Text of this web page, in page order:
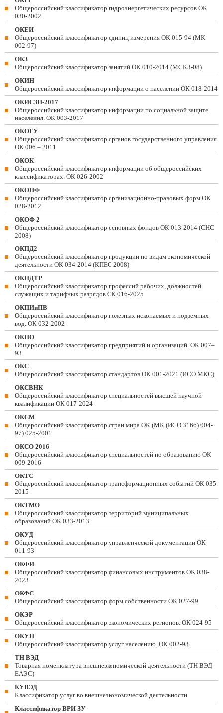
Общероссийский классификатор гидроэнергетических ресурсов ОК
030-2002
ОКЕИ
Общероссийский классификатор единиц измерения ОК 015-94 (МК
002-97)
ОКЗ
Общероссийский классификатор занятий ОК 010-2014 (МСКЗ-08)
ОКИН
Общероссийский классификатор информации о населении ОК 018-2014
ОКИСЗН-2017
Общероссийский классификатор информации по социальной защите
населения. ОК 003-2017
ОКОГУ
Общероссийский классификатор органов государственного управления
ОК 006 – 2011
ОКОК
Общероссийский классификатор информации об общероссийских
классификаторах. ОК 026-2002
ОКОПФ
Общероссийский классификатор организационно-правовых форм ОК
028-2012
ОКОФ 2
Общероссийский классификатор основных фондов ОК 013-2014 (СНС
2008)
ОКПД2
Общероссийский классификатор продукции по видам экономической
деятельности ОК 034-2014 (КПЕС 2008)
ОКПДТР
Общероссийский классификатор профессий рабочих, должностей
служащих и тарифных разрядов ОК 016-2025
ОКПИиПВ
Общероссийский классификатор полезных ископаемых и подземных
вод. ОК 032-2002
ОКПО
Общероссийский классификатор предприятий и организаций. ОК 007–
93
ОКС
Общероссийский классификатор стандартов ОК 001-2021 (ИСО МКС)
ОКСВНК
Общероссийский классификатор специальностей высшей научной
квалификации ОК 017-2024
ОКСМ
Общероссийский классификатор стран мира ОК (МК (ИСО 3166) 004-
97) 025-2001
ОКСО 2016
Общероссийский классификатор специальностей по образованию ОК
009-2016
ОКТС
Общероссийский классификатор трансформационных событий ОК 035-
2015
ОКТМО
Общероссийский классификатор территорий муниципальных
образований ОК 033-2013
ОКУД
Общероссийский классификатор управленческой документации ОК
011-93
ОКФИ
Общероссийский классификатор финансовых инструментов OK 038-
2023
ОКФС
Общероссийский классификатор форм собственности ОК 027-99
ОКЭР
Общероссийский классификатор экономических регионов. ОК 024-95
ОКУН
Общероссийский классификатор услуг населению. ОК 002-93
ТН ВЭД
Товарная номенклатура внешнеэкономической деятельности (ТН ВЭД
ЕАЭС)
КУВЭД
Классификатор услуг во внешнеэкономической деятельности
Классификатор ВРИ ЗУ